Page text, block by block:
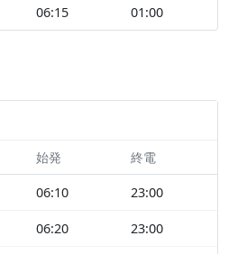
06:15 01:00
始発 終電
06:10 23:00
06:20 23:00